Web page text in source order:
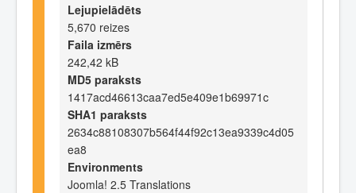
Lejupielādēts
5,670 reizes
Faila izmērs
242,42 kB
MD5 paraksts
1417acd46613caa7ed5e409e1b69971c
SHA1 paraksts
2634c88108307b564f44f92c13ea9339c4d05
ea8
Environments
Joomla! 2.5 Translations